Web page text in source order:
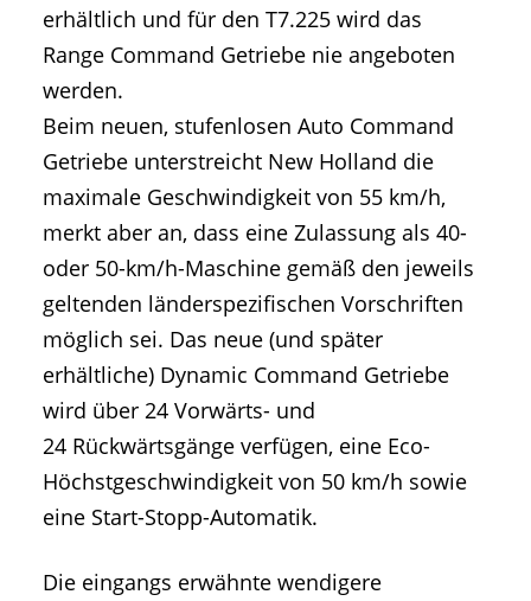
erhältlich und für den T7.225 wird das
Range Command Getriebe nie angeboten
werden.
Beim neuen, stufenlosen Auto Command
Getriebe unterstreicht New Holland die
maximale Geschwindigkeit von 55 km/h,
merkt aber an, dass eine Zulassung als 40-
oder 50-km/h-Maschine gemäß den jeweils
geltenden länderspezifischen Vorschriften
möglich sei. Das neue (und später
erhältliche) Dynamic Command Getriebe
wird über 24 Vorwärts- und
24 Rückwärtsgänge verfügen, eine Eco-
Höchstgeschwindigkeit von 50 km/h sowie
eine Start-Stopp-Automatik.
Die eingangs erwähnte wendigere